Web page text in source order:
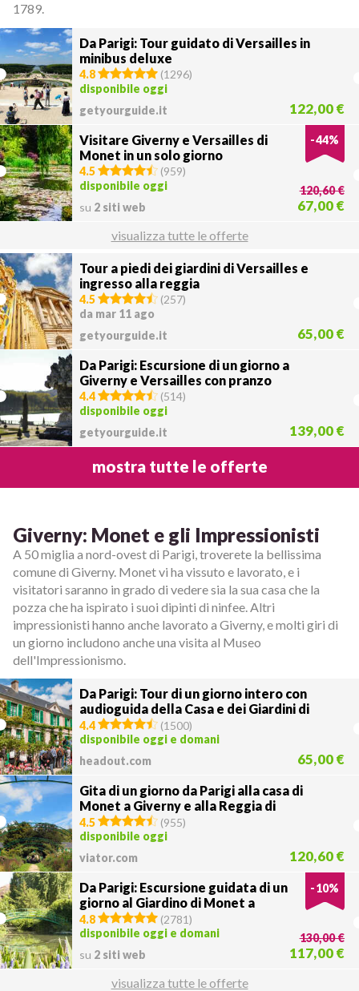
1789.
Da Parigi: Tour guidato di Versailles in
minibus deluxe
4.8 (1296)
disponibile oggi
getyourguide.it
122,00 €
Visitare Giverny e Versailles di
Monet in un solo giorno
-44%
4.5 (959)
disponibile oggi
su 2 siti web
120,60 €
67,00 €
visualizza tutte le offerte
Tour a piedi dei giardini di Versailles e
ingresso alla reggia
4.5 (257)
da mar 11 ago
getyourguide.it
65,00 €
Da Parigi: Escursione di un giorno a
Giverny e Versailles con pranzo
4.4 (514)
disponibile oggi
getyourguide.it
139,00 €
mostra tutte le offerte
Giverny: Monet e gli Impressionisti
A 50 miglia a nord-ovest di Parigi, troverete la bellissima
comune di Giverny. Monet vi ha vissuto e lavorato, e i
visitatori saranno in grado di vedere sia la sua casa che la
pozza che ha ispirato i suoi dipinti di ninfee. Altri
impressionisti hanno anche lavorato a Giverny, e molti giri di
un giorno includono anche una visita al Museo
dell'Impressionismo.
Da Parigi: Tour di un giorno intero con
audioguida della Casa e dei Giardini di
Monet
4.4 (1500)
disponibile oggi e domani
headout.com
65,00 €
Gita di un giorno da Parigi alla casa di
Monet a Giverny e alla Reggia di
Versailles
4.5 (955)
disponibile oggi
viator.com
120,60 €
Da Parigi: Escursione guidata di un
giorno al Giardino di Monet a
Giverny
-10%
4.8 (2781)
disponibile oggi e domani
su 2 siti web
130,00 €
117,00 €
visualizza tutte le offerte